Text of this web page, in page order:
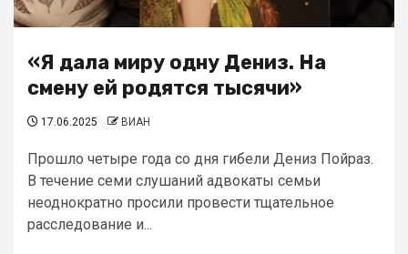
«Я дала миру одну Дениз. На
смену ей родятся тысячи»
17.06.2025 ВИАН
Прошло четыре года со дня гибели Дениз Пойраз.
В течение семи слушаний адвокаты семьи
неоднократно просили провести тщательное
расследование и...